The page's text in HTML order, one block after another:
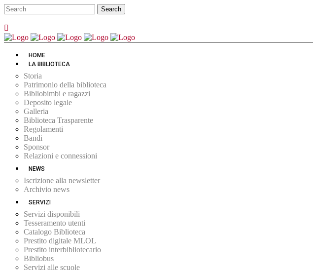
HOME
LA BIBLIOTECA
Storia
Patrimonio della biblioteca
Bibliobimbi e ragazzi
Deposito legale
Galleria
Biblioteca Trasparente
Regolamenti
Bandi
Sponsor
Relazioni e connessioni
NEWS
Iscrizione alla newsletter
Archivio news
SERVIZI
Servizi disponibili
Tesseramento utenti
Catalogo Biblioteca
Prestito digitale MLOL
Prestito interbibliotecario
Bibliobus
Servizi alle scuole